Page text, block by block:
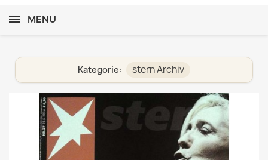
MENU
Kategorie: stern Archiv